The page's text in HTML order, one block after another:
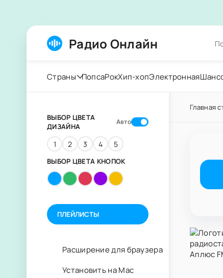
Радио Онлайн
Страны ПопсаРокХип-хопЭлектронная
Главная
ВЫБОР ЦВЕТА
ДИЗАЙНА
Авто
1 2 3 4 5
ВЫБОР ЦВЕТА КНОПОК
ПЛЕЙЛИСТЫ
Расширение для браузера
Установить на Mac